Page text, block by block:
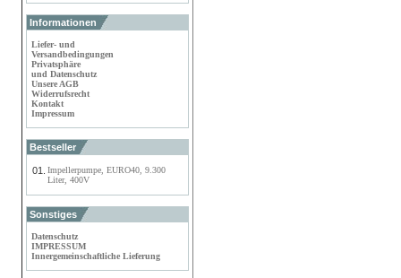
Informationen
Liefer- und
Versandbedingungen
Privatsphäre
und Datenschutz
Unsere AGB
Widerrufsrecht
Kontakt
Impressum
Bestseller
01.
Impellerpumpe, EURO40, 9.300
Liter, 400V
Sonstiges
Datenschutz
IMPRESSUM
Innergemeinschaftliche Lieferung